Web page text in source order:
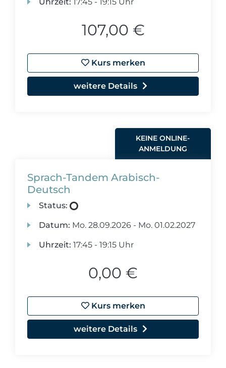
107,00 €
Kurs merken
weitere Details
KEINE ONLINE-
ANMELDUNG
Sprach-Tandem Arabisch-
Deutsch
Status:
Datum: Mo. 28.09.2026 - Mo. 01.02.2027
Uhrzeit: 17:45 - 19:15 Uhr
0,00 €
Kurs merken
weitere Details